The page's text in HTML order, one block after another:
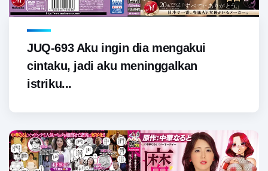
JUQ-693 Aku ingin dia mengakui
cintaku, jadi aku meninggalkan
istriku...